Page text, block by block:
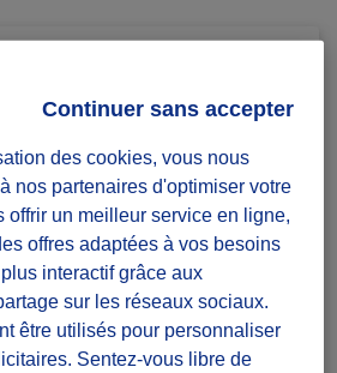
5 souhaités
des cookies, vous nous
nos partenaires d'optimiser votre
offrir un meilleur service en ligne,
offres adaptées à vos besoins
interactif grâce aux
sur les réseaux sociaux.
être utilisés pour personnaliser
Sentez-vous libre de
Continuer sans accepter